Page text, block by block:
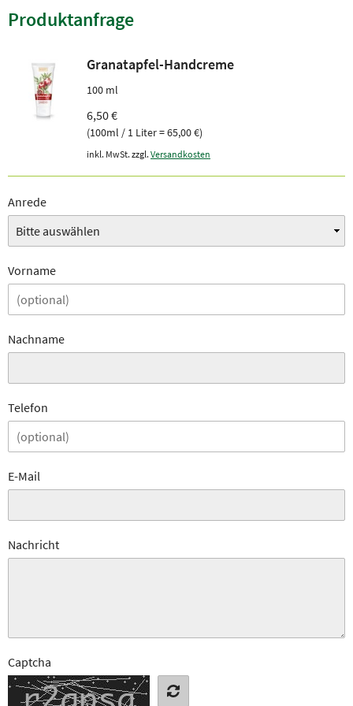
Produktanfrage
Granatapfel-Handcreme
100 ml
6,50 €
(100ml / 1 Liter = 65,00 €)
inkl. MwSt. zzgl. Versandkosten
Anrede
Vorname
Nachname
Telefon
E-Mail
Nachricht
Captcha